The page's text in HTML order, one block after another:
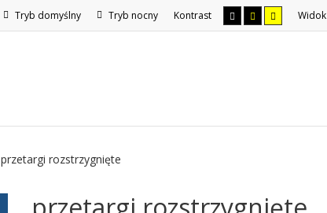
Tryb domyślny Tryb nocny Kontrast Widok
przetargi rozstrzygnięte